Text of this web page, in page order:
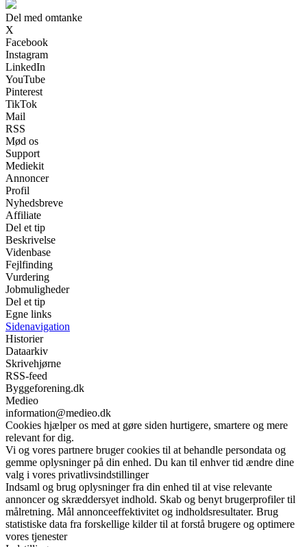
Del med omtanke
X
Facebook
Instagram
LinkedIn
YouTube
Pinterest
TikTok
Mail
RSS
Mød os
Support
Mediekit
Annoncer
Profil
Nyhedsbreve
Affiliate
Del et tip
Beskrivelse
Videnbase
Fejlfinding
Vurdering
Jobmuligheder
Del et tip
Egne links
Sidenavigation
Historier
Dataarkiv
Skrivehjørne
RSS-feed
Byggeforening.dk
Medieo
information@medieo.dk
Cookies hjælper os med at gøre siden hurtigere, smartere og mere
relevant for dig.
Vi og vores partnere bruger cookies til at behandle persondata og
gemme oplysninger på din enhed. Du kan til enhver tid ændre dine
valg i vores privatlivsindstillinger
Indsaml og brug oplysninger fra din enhed til at vise relevante
annoncer og skræddersyet indhold. Skab og benyt brugerprofiler til
målretning. Mål annonceeffektivitet og indholdsresultater. Brug
statistiske data fra forskellige kilder til at forstå brugere og optimere
vores tjenester